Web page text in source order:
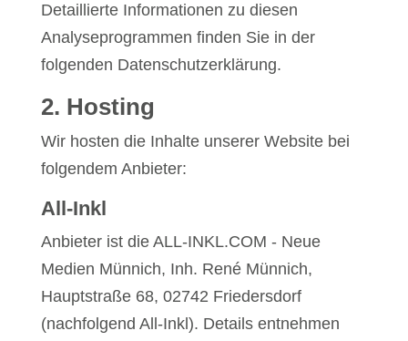
Detaillierte Informationen zu diesen
Analyseprogrammen finden Sie in der
folgenden Datenschutzerklärung.
2. Hosting
Wir hosten die Inhalte unserer Website bei
folgendem Anbieter:
All-Inkl
Anbieter ist die ALL-INKL.COM - Neue
Medien Münnich, Inh. René Münnich,
Hauptstraße 68, 02742 Friedersdorf
(nachfolgend All-Inkl). Details entnehmen